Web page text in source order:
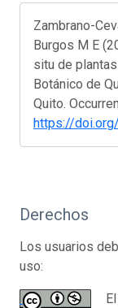
Zambrano-
Burgos M E
situ de
Botánico de
Quito.
https://
Derechos
Los usuarios
uso: